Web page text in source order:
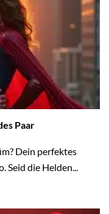
Paar
Dein perfektes
die Helden...